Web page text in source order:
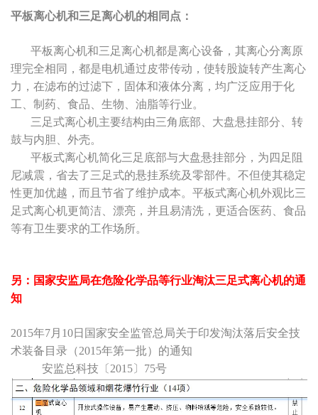
平板离心机和三足离心机的相同点：
平板离心机和三足离心机都是离心设备，其离心分离原
理完全相同，都是电机通过皮带传动，使转股旋转产生离心
力，在滤布的过滤下，固体和液体分离，均广泛应用于化
工、制药、食品、生物、油脂等行业。
三足式离心机主要结构由三角底部、大盘悬挂部分、转
鼓与内胆、外壳。
平板式离心机简化三足底部与大盘悬挂部分，为四足阻
尼减震，省去了三足式的悬挂系统及零部件。不但使其稳定
性更加优越，而且节省了维护成本。平板式离心机外观比三
足式离心机更简洁、漂亮，并且易清洗，更适合医药、食品
等有卫生要求的工作场所。
另：国家安监局在危险化学品等行业淘汰三足式离心机的通
知
2015年7月10日国家安全监管总局关于印发淘汰落后安全技
术装备目录（2015年第一批）的通知
安监总科技〔2015〕75号